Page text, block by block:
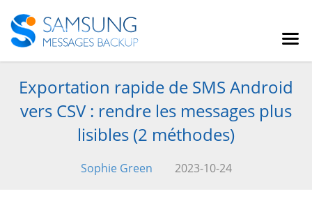
Exportation rapide de SMS Android
vers CSV : rendre les messages plus
lisibles (2 méthodes)
Sophie Green 2023-10-24